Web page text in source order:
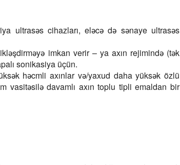
ultrasəs cihazları, eləcə də sənaye ultrasəs
imkan verir – ya axın rejimində (tək
sonikasiya üçün.
həcmli axınlar və/yaxud daha yüksək özlü
vasitəsilə davamlı axın toplu tipli emaldan bir